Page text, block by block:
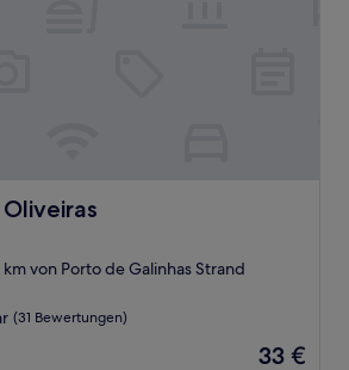
von Porto de Galinhas Strand
(31 Bewertungen)
Der
33 €